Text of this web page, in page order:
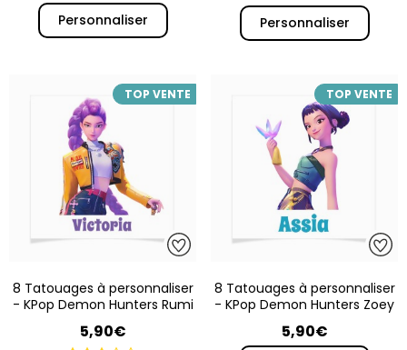
Personnaliser Personnaliser
TOP VENTE
8 Tatouages à personnaliser
- KPop Demon Hunters Rumi
5,90€
TOP VENTE
8 Tatouages à personnaliser
- KPop Demon Hunters Zoey
5,90€